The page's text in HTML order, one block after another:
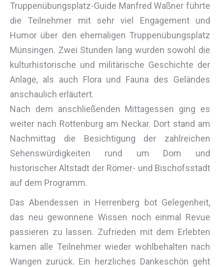
Truppenübungsplatz-Guide Manfred Waßner führte
die Teilnehmer mit sehr viel Engagement und
Humor über den ehemaligen Truppenübungsplatz
Münsingen. Zwei Stunden lang wurden sowohl die
kulturhistorische und militärische Geschichte der
Anlage, als auch Flora und Fauna des Geländes
anschaulich erläutert.
Nach dem anschließenden Mittagessen ging es
weiter nach Rottenburg am Neckar. Dort stand am
Nachmittag die Besichtigung der zahlreichen
Sehenswürdigkeiten rund um Dom und
historischer Altstadt der Römer- und Bischofsstadt
auf dem Programm.
Das Abendessen in Herrenberg bot Gelegenheit,
das neu gewonnene Wissen noch einmal Revue
passieren zu lassen. Zufrieden mit dem Erlebten
kamen alle Teilnehmer wieder wohlbehalten nach
Wangen zurück. Ein herzliches Dankeschön geht